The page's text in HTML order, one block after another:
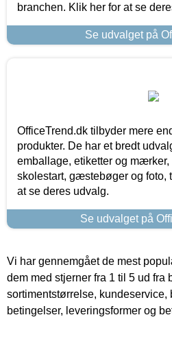
branchen. Klik her for at se
Se udvalget på
OfficeTrend.dk tilbyder mere
produkter. De har et bredt
emballage, etiketter og mærker,
skolestart, gæstebøger og foto,
at se deres udvalg.
Se udvalget på
Vi har gennemgået de mest
dem med stjerner fra 1 til 5 ud fra
sortimentstørrelse, kundeservice,
betingelser, leveringsformer og